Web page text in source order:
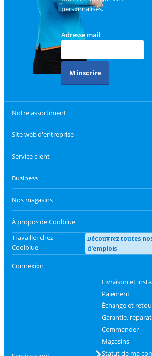
personnalisés.
Adresse mail
M'inscrire
Notre assortiment
Site web d'entreprise
Service client
Business
Nos magasins
À propos de Coolblue
Travailler chez
Coolblue
Découvrez toutes
d'emplois
Connexion
Livraison et
Paiement
Échange et
Garantie,
Commander
Magasins
Statut de ma